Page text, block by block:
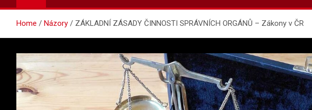
Home Názory ZÁKLADNÍ ZÁSADY ČINNOSTI SPRÁVNÍCH ORGÁNŮ – Zákony v ČR